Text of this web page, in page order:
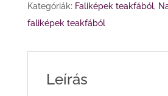
Kategóriák: Faliképek teakfából,
faliképek teakfából
Leírás